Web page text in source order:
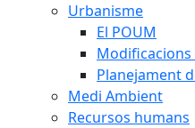
Urbanisme
El POUM
Modificacions
Planejament
Medi Ambient
Recursos humans